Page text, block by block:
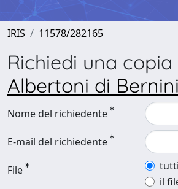
IRIS 11578/282165
Richiedi una
Albertoni di Bernini
Nome del richiedente
E-mail del richiedente
File
il